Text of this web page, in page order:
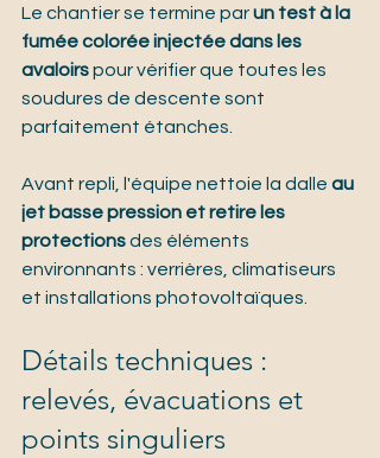
Le chantier se termine par un test à la
fumée colorée injectée dans les
avaloirs pour vérifier que toutes les
soudures de descente sont
parfaitement étanches.
Avant repli, l'équipe nettoie la dalle au
jet basse pression et retire les
protections des éléments
environnants : verrières, climatiseurs
et installations photovoltaïques.
Détails techniques :
relevés, évacuations et
points singuliers